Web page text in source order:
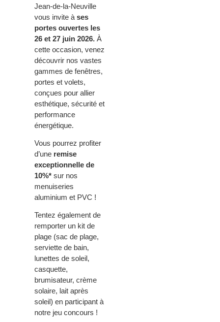
Jean-de-la-Neuville
vous invite à ses
portes ouvertes les
26 et 27 juin 2026. À
cette occasion, venez
découvrir nos vastes
gammes de fenêtres,
portes et volets,
conçues pour allier
esthétique, sécurité et
performance
énergétique.
Vous pourrez profiter
d’une remise
exceptionnelle de
10%* sur nos
menuiseries
aluminium et PVC !
Tentez également de
remporter un kit de
plage (sac de plage,
serviette de bain,
lunettes de soleil,
casquette,
brumisateur, crème
solaire, lait après
soleil) en participant à
notre jeu concours !